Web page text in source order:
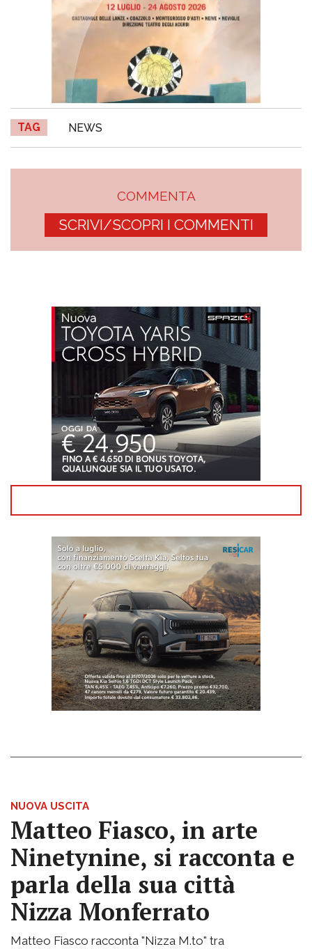
TAG NEWS
COMMENTA
SCRIVI/SCOPRI I COMMENTI
NUOVA USCITA
Matteo Fiasco, in arte
Ninetynine, si racconta e
parla della sua città
Nizza Monferrato
Matteo Fiasco racconta "Nizza M.to" tra